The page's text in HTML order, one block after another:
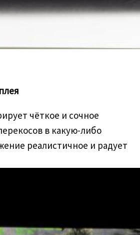
чёткое и сочное
в какую-либо
реалистичное и радует